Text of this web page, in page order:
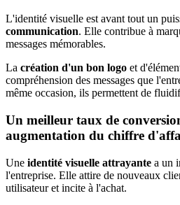
L'identité visuelle est avant tout un
communication. Elle contribue à
messages mémorables.
La création d'un bon logo et
compréhension des messages que
même occasion, ils permettent de
Un meilleur taux de
augmentation du chiffre
Une identité visuelle attrayante a un
l'entreprise. Elle attire de nouveaux
utilisateur et incite à l'achat.